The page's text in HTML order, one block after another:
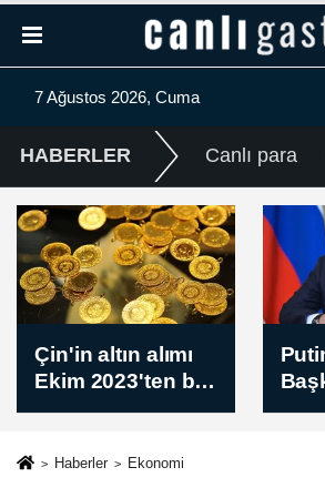
7 Ağustos 2026, Cuma
HABERLER Canlı para
Putin, BAE Devlet
Başkanı Al
Nahyan ile
Ukrayna’yı
Haberler Ekonomi